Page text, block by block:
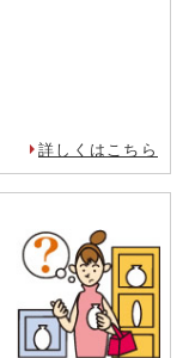
詳しくはこちら